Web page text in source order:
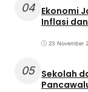
04 Ekonomi
Inflasi
23 November
05 Sekolah